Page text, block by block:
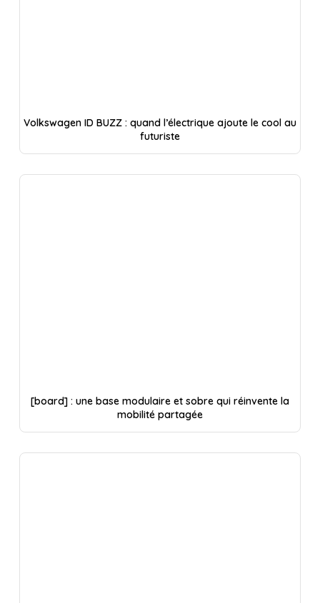
Volkswagen ID BUZZ : quand l’électrique ajoute le cool au
futuriste
[board] : une base modulaire et sobre qui réinvente la
mobilité partagée